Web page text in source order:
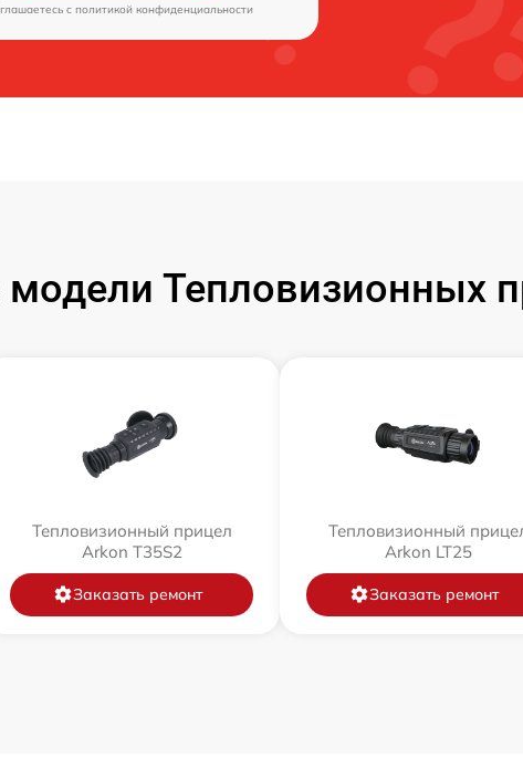
c политикой конфиденциальности
Тепловизионных
Тепловизионный прицел
Arkon T35S2
Заказать ремонт
Тепловизионный
Arkon LT25
Заказать ремонт